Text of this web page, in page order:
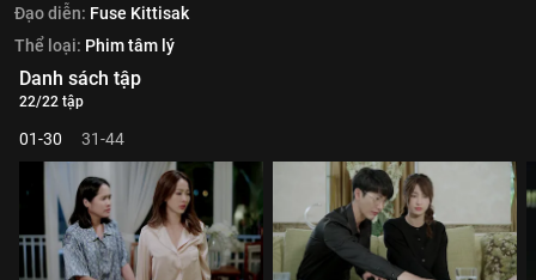
Đạo diễn: Fuse Kittisak
Thể loại: Phim tâm lý
Danh sách tập
22/22 tập
01-30 31-44